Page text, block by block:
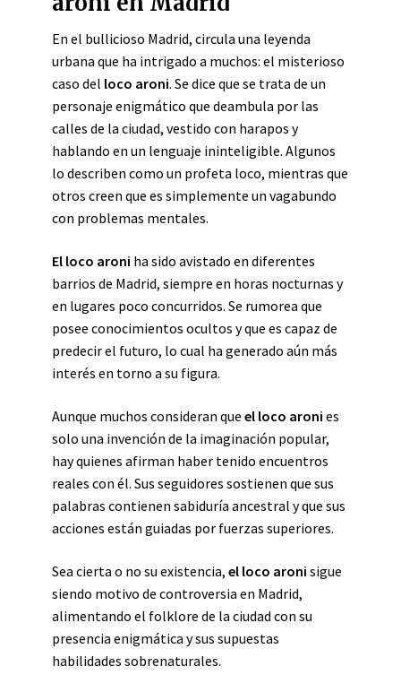
En el bullicioso Madrid, circula una leyenda
urbana que ha intrigado a muchos: el misterioso
caso del loco aroni. Se dice que se trata de un
personaje enigmático que deambula por las
calles de la ciudad, vestido con harapos y
hablando en un lenguaje ininteligible. Algunos
lo describen como un profeta loco, mientras que
otros creen que es simplemente un vagabundo
con problemas mentales.
El loco aroni ha sido avistado en diferentes
barrios de Madrid, siempre en horas nocturnas y
en lugares poco concurridos. Se rumorea que
posee conocimientos ocultos y que es capaz de
predecir el futuro, lo cual ha generado aún más
interés en torno a su figura.
Aunque muchos consideran que el loco aroni es
solo una invención de la imaginación popular,
hay quienes afirman haber tenido encuentros
reales con él. Sus seguidores sostienen que sus
palabras contienen sabiduría ancestral y que sus
acciones están guiadas por fuerzas superiores.
Sea cierta o no su existencia, el loco aroni sigue
siendo motivo de controversia en Madrid,
alimentando el folklore de la ciudad con su
presencia enigmática y sus supuestas
habilidades sobrenaturales.